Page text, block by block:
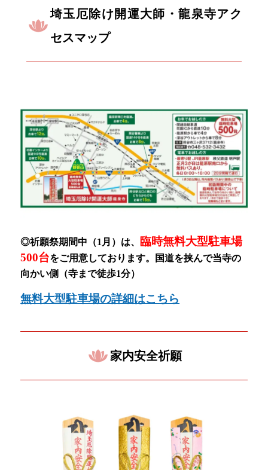
埼玉厄除け開運大師・龍泉寺アク
セスマップ
◎祈願祭期間中（1月） は、 臨時無料大型駐車場
500台をご用意しております。
国道を挟んで当寺の
向かい側（寺まで徒歩1分）
無料大型駐車場の詳細はこちら
家内安全祈願